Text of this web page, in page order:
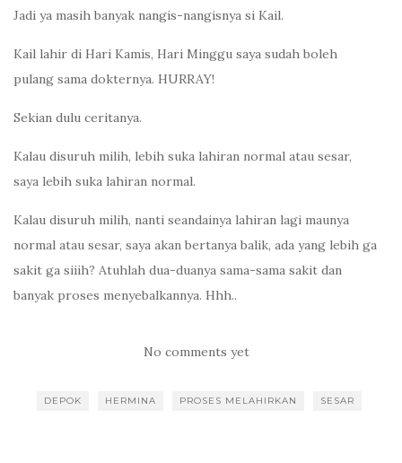
Jadi ya masih banyak nangis-nangisnya si Kail.
Kail lahir di Hari Kamis, Hari Minggu saya sudah boleh
pulang sama dokternya. HURRAY!
Sekian dulu ceritanya.
Kalau disuruh milih, lebih suka lahiran normal atau sesar,
saya lebih suka lahiran normal.
Kalau disuruh milih, nanti seandainya lahiran lagi maunya
normal atau sesar, saya akan bertanya balik, ada yang lebih ga
sakit ga siiih? Atuhlah dua-duanya sama-sama sakit dan
banyak proses menyebalkannya. Hhh..
No comments yet
DEPOK HERMINA PROSES MELAHIRKAN SESAR